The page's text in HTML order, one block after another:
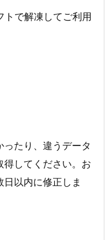
で解凍してご利用
たり、違うデータ
得してください。お
以内に修正しま